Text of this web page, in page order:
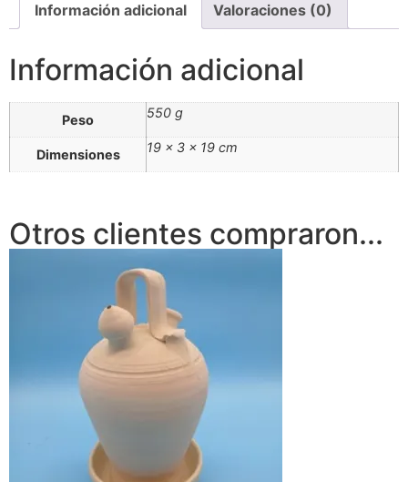
Información adicional Valoraciones (0)
Información adicional
Peso 550 g
Dimensiones 19 × 3 × 19 cm
Otros clientes compraron...